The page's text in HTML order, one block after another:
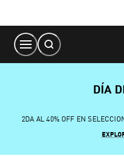
Content
DÍA
2DA AL 40% OFF EN